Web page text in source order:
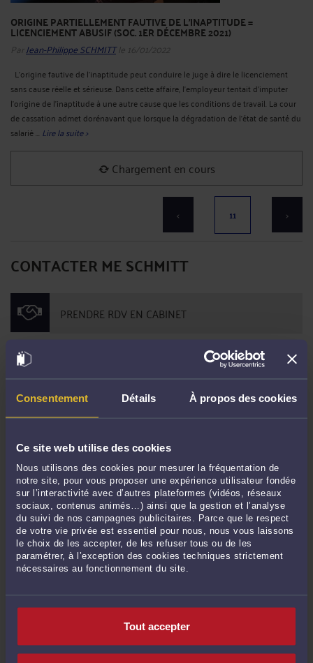
Consentement Détails À propos des cookies
Ce site web utilise des cookies
Nous utilisons des cookies pour mesurer la fréquentation de
notre site, pour vous proposer une expérience utilisateur fondée
sur l’interactivité avec d’autres plateformes (vidéos, réseaux
sociaux, contenus animés…) ainsi que la gestion et l’analyse
du suivi de nos campagnes publicitaires. Parce que le respect
de votre vie privée est essentiel pour nous, nous vous laissons
le choix de les accepter, de les refuser tous ou de les
paramétrer, à l’exception des cookies techniques strictement
nécessaires au fonctionnement du site.
Tout accepter
ORIGINE PARTIELLEMENT FAUTIVE DE L'INAPTITUDE =
LICENCIEMENT ABUSIF (SOC. 1ER DÉCEMBRE 2021)
Par Jean-Philippe SCHMITTle 16/01/2022
L’origine fautive de l’inaptitude peut conduire le juge à dire le licenciement
sans cause réelle et sérieuse. Dans cette affaire, l’employeur tentait d’imputer
l’origine de l’inaptitude à une autre cause que les conditions de travail. La cour
de cassation admet dorénavant que lorsque la dégradation de l'état de santé du
salarié ... Lire la suite >
Chargement en cours
< 11 >
CONTACTER ME SCHMITT
PRENDRE RDV EN CABINET
CONSULTER PAR TÉLÉPHONE
POSER UNE QUESTION ÉCRITE
RECHERCHE
Publié du
Réinitialiser les filtres